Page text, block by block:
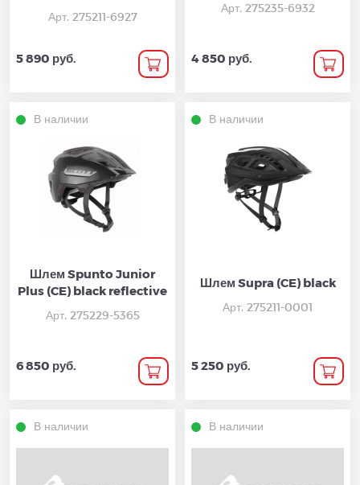
Арт. 275211-6927
5 890 руб.
Арт. 275235-6932
4 850 руб.
В наличии
Шлем Spunto Junior
Plus (CE) black reflective
Арт. 275229-5365
6 850 руб.
В наличии
Шлем Supra (CE) black
Арт. 275211-0001
5 250 руб.
В наличии В наличии